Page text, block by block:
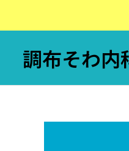
調布そわ内